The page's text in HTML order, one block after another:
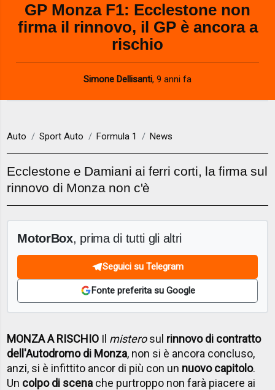
GP Monza F1: Ecclestone non
firma il rinnovo, il GP è ancora a
rischio
Simone Dellisanti, 9 anni fa
Auto Sport Auto Formula 1 News
Ecclestone e Damiani ai ferri corti, la firma sul
rinnovo di Monza non c'è
MotorBox, prima di tutti gli altri
Seguici su Telegram
Fonte preferita su Google
MONZA A RISCHIO Il misterosul rinnovo di contratto
dell'Autodromo di Monza, non si è ancora concluso,
anzi, si è infittito ancor di più con un nuovo capitolo.
Un colpo di scena che purtroppo non farà piacere ai